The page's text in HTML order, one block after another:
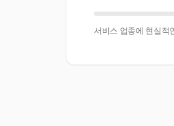
서비스 업종에 현실적